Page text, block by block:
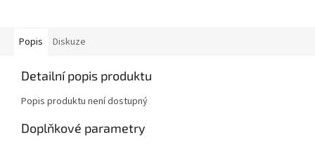
Popis Diskuze
Detailní popis produktu
Popis produktu není dostupný
Doplňkové parametry